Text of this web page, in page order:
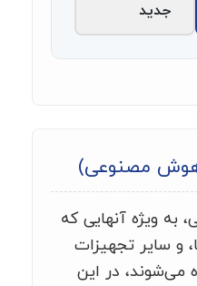
جدید
مصنوعی)
به ویژه آنهایی که
و سایر تجهیزات
می‌شوند، در این